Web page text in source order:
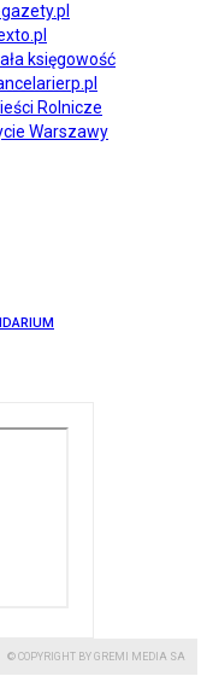
gazety.pl
księgowość
Rolnicze
Warszawy
© COPYRIGHT BY GREMI MEDIA SA